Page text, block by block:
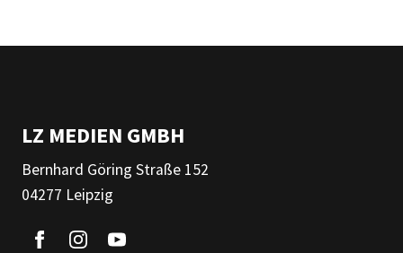
LZ MEDIEN GMBH
Bernhard Göring Straße 152
04277 Leipzig